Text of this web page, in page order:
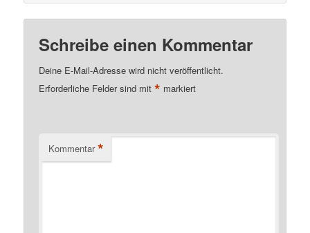
Schreibe einen Kommentar
Deine E-Mail-Adresse wird nicht veröffentlicht.
Erforderliche Felder sind mit* markiert
Kommentar *